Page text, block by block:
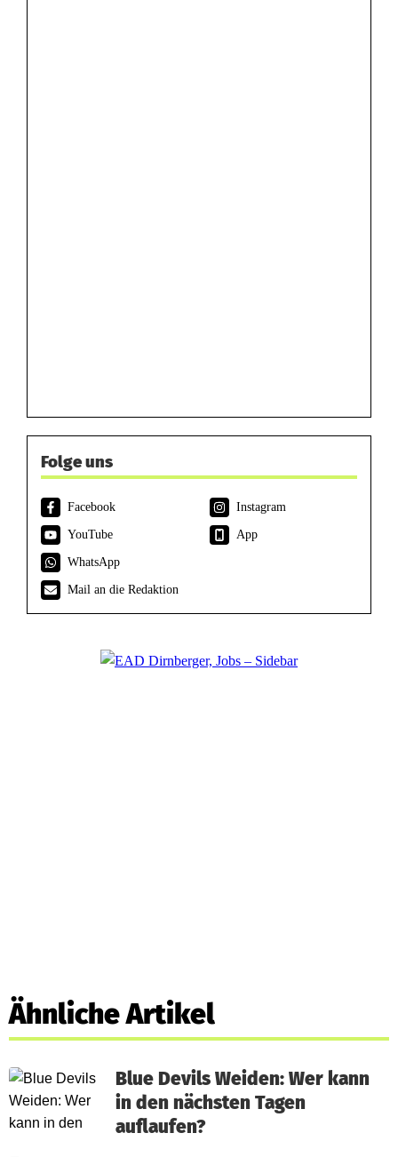
Folge uns
Facebook
Instagram
YouTube
App
WhatsApp
Mail an die Redaktion
Ähnliche Artikel
Blue Devils Weiden: Wer kann
in den nächsten Tagen
auflaufen?